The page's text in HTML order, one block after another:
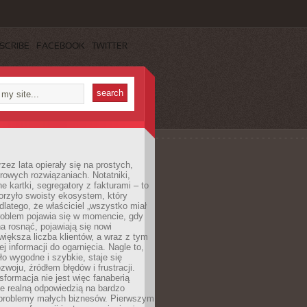
FACEBOOK TWITTER
lata opierały się na prostych,
rozwiązaniach. Notatniki,
kartki, segregatory z fakturami – to
swoisty ekosystem, który
że właściciel „wszystko miał
pojawia się w momencie, gdy
rosnąć, pojawiają się nowi
liczba klientów, a wraz z tym
informacji do ogarnięcia. Nagle to,
wygodne i szybkie, staje się
źródłem błędów i frustracji.
nie jest więc fanaberią
realną odpowiedzią na bardzo
małych biznesów. Pierwszym